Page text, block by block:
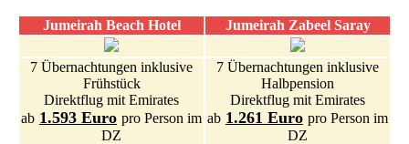
Jumeirah Beach Hotel Jumeirah Zabeel Saray
7 Übernachtungen inklusive
Frühstück
Direktflug mit Emirates
ab 1.593 Euro pro Person im
DZ
7 Übernachtungen inklusive
Halbpension
Direktflug mit Emirates
ab 1.261 Euro pro Person im
DZ